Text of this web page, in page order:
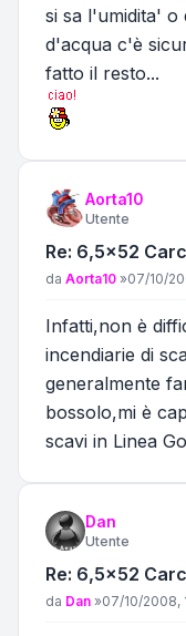
si sa l'umidita' o
d'acqua c'è
fatto il resto...
Aorta10
Utente
Re: 6,5x52
Messaggio
da Aorta10 »07/10/
Infatti,non è
incendiarie di
generalmente
bossolo,mi è
scavi in Linea
Dan
Utente
Re: 6,5x52
Messaggio
da Dan »07/10/2008,